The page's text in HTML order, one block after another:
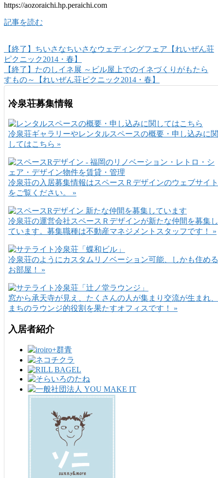
https://aozoraichi.hp.peraichi.com
記事を読む
【終了】ちいさなちいさなウェディングフェア【れいぜん荘
ピクニック2014・春】
【終了】たのしイネ展 ～ビル屋上でのイネづくりがもたら
すもの～【れいぜん荘ピクニック2014・春】
冷泉荘募集情報
冷泉荘ギャラリーやレンタルスペースの概要・申し込みに関
してはこちら »
冷泉荘の入居募集情報はスペースＲデザインのウェブサイト
をご覧ください。 »
冷泉荘の運営会社スペースＲデザインが新たな仲間を募集し
ています。募集職種は不動産マネジメントスタッフです！ »
冷泉荘のようにカスタムリノベーション可能、しかも住める
お部屋！ »
窓から承天寺が見え、たくさんの人が集まり交流が生まれ、
まちのラウンジ的役割を果たすオフィスです！ »
入居者紹介